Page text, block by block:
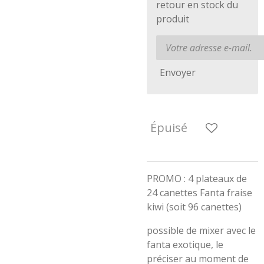
retour en stock du
produit
Envoyer
Épuisé
PROMO : 4 plateaux de
24 canettes Fanta fraise
kiwi (soit 96 canettes)
possible de mixer avec le
fanta exotique, le
préciser au moment de